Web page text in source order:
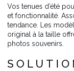
Vos tenues d’été
et fonctionnalité.
tendance. Les
original à la taille
photos souvenirs.